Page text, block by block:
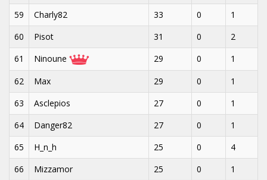
59
Charly82 33 0
1
60
Pisot 31 0
2
61
Ninoune 29 0
1
62
Max 29 0
1
63
Asclepios 27 0
1
64
Danger82 27 0
1
65
H_n_h 25 0
4
66
Mizzamor 25 0
1